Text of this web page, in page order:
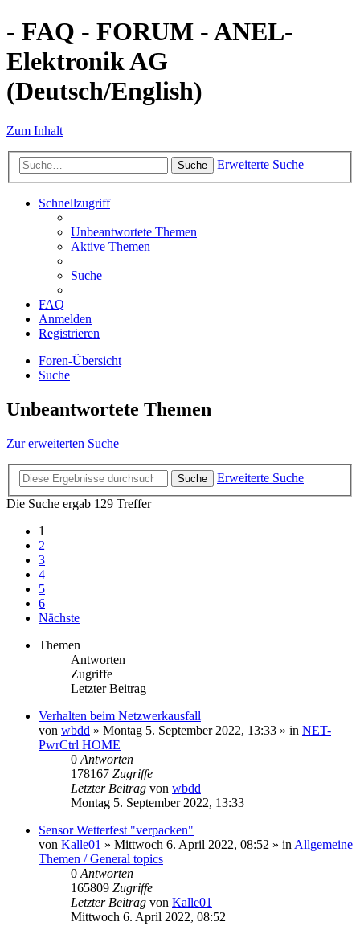
- FAQ - FORUM - ANEL-
Elektronik AG
(Deutsch/English)
Zum Inhalt
Suche Erweiterte Suche
Schnellzugriff
Unbeantwortete Themen
Aktive Themen
Suche
FAQ
Anmelden
Registrieren
Foren-Übersicht
Suche
Unbeantwortete Themen
Zur erweiterten Suche
Suche
Erweiterte Suche
Die Suche ergab 129 Treffer
1
2
3
4
5
6
Nächste
Themen
Antworten
Zugriffe
Letzter Beitrag
Verhalten beim Netzwerkausfall
von wbdd » Montag 5. September 2022, 13:33 » in NET-
PwrCtrl HOME
0 Antworten
178167 Zugriffe
Letzter Beitrag von wbdd
Montag 5. September 2022, 13:33
Sensor Wetterfest "verpacken"
von Kalle01 » Mittwoch 6. April 2022, 08:52 » in Allgemeine
Themen / General topics
0 Antworten
165809 Zugriffe
Letzter Beitrag von Kalle01
Mittwoch 6. April 2022, 08:52